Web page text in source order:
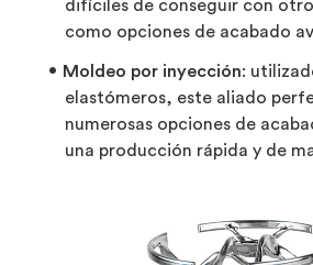
difíciles de conseguir con
como opciones de acabado
Moldeo por inyección:
elastómeros, este aliado
numerosas opciones de
una producción rápida y de